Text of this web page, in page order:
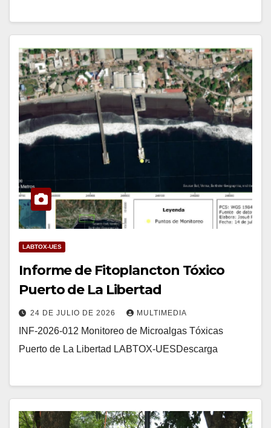
LABTOX-UES
Informe de Fitoplancton Tóxico
Puerto de La Libertad
24 DE JULIO DE 2026 MULTIMEDIA
INF-2026-012 Monitoreo de Microalgas Tóxicas
Puerto de La Libertad LABTOX-UESDescarga